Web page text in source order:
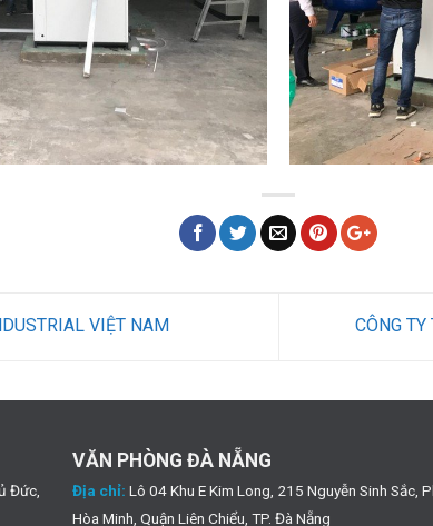
VIỆT NAM CÔNG
Đức,
VĂN PHÒNG ĐÀ NẴNG
Địa chỉ: Lô 04 Khu E Kim Long, 215 Nguyễn Sinh Sắc,
Hòa Minh, Quận Liên Chiểu, TP. Đà Nẵng